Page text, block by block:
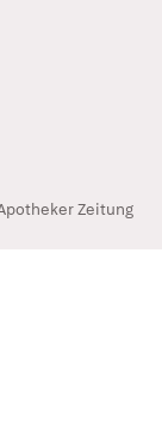
Zeitung